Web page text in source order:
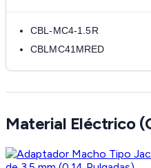
CBL-MC4-1.5R
CBLMC41MRED
Material Eléctrico